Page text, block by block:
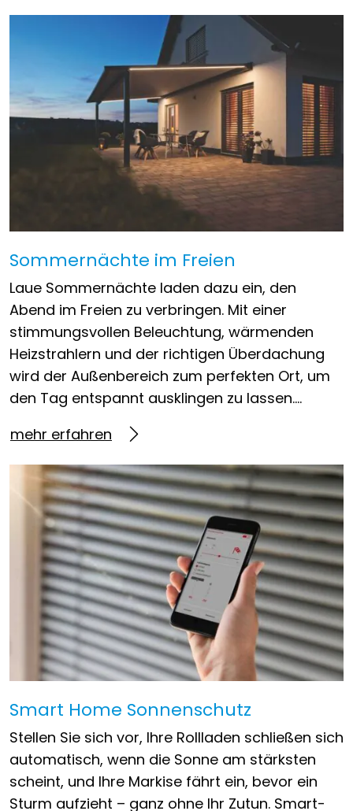
Sommernächte im Freien
Laue Sommernächte laden dazu ein, den
Abend im Freien zu verbringen. Mit einer
stimmungsvollen Beleuchtung, wärmenden
Heizstrahlern und der richtigen Überdachung
wird der Außenbereich zum perfekten Ort, um
den Tag entspannt ausklingen zu lassen….
mehr erfahren
Smart Home Sonnenschutz
Stellen Sie sich vor, Ihre Rollladen schließen sich
automatisch, wenn die Sonne am stärksten
scheint, und Ihre Markise fährt ein, bevor ein
Sturm aufzieht – ganz ohne Ihr Zutun. Smart-